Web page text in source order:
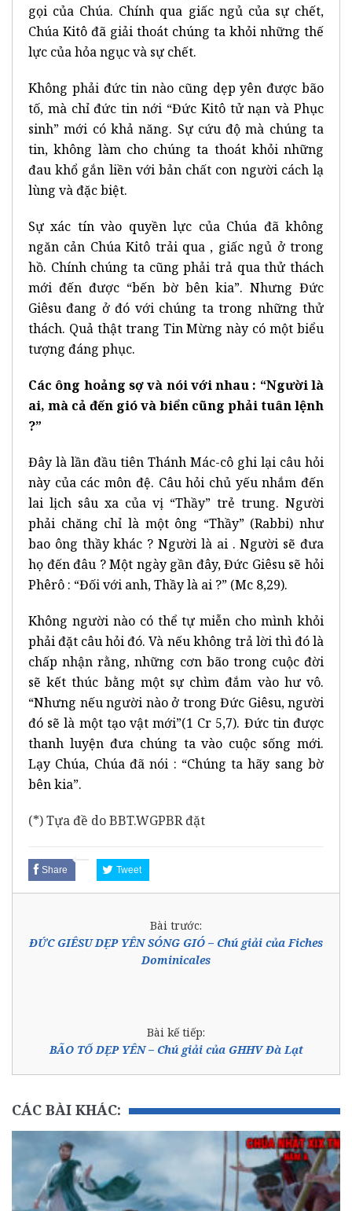
gọi của Chúa. Chính qua giấc ngủ của sự chết,
Chúa Kitô đã giải thoát chúng ta khỏi những thế
lực của hỏa ngục và sự chết.
Không phải đức tin nào cũng dẹp yên được bão
tố, mà chỉ đức tin nới “Đức Kitô tử nạn và Phục
sinh” mới có khả năng. Sự cứu độ mà chúng ta
tin, không làm cho chúng ta thoát khỏi những
đau khổ gắn liền với bản chất con người cách lạ
lùng và đặc biệt.
Sự xác tín vào quyền lực của Chúa đã không
ngăn cản Chúa Kitô trải qua , giấc ngủ ở trong
hồ. Chính chúng ta cũng phải trả qua thử thách
mới đến được “bến bờ bên kia”. Nhưng Đức
Giêsu đang ở đó với chúng ta trong những thử
thách. Quả thật trang Tin Mừng này có một biểu
tượng đáng phục.
Các ông hoảng sợ và nói với nhau : “Người là
ai, mà cả đến gió và biển cũng phải tuân lệnh
?”
Đây là lần đầu tiên Thánh Mác-cô ghi lại câu hỏi
này của các môn đệ. Câu hỏi chủ yếu nhắm đến
lai lịch sâu xa của vị “Thầy” trẻ trung. Người
phải chăng chỉ là một ông “Thầy” (Rabbi) như
bao ông thầy khác ? Người là ai . Người sẽ đưa
họ đến đâu ? Một ngày gần đây, Đức Giêsu sẽ hỏi
Phêrô : “Đối với anh, Thầy là ai ?” (Mc 8,29).
Không người nào có thể tự miễn cho mình khỏi
phải đặt câu hỏi đó. Và nếu không trả lời thì đó là
chấp nhận rằng, những cơn bão trong cuộc đời
sẽ kết thúc bằng một sự chìm đắm vào hư vô.
“Nhưng nếu người nào ở trong Đức Giêsu, người
đó sẽ là một tạo vật mới”(1 Cr 5,7). Đức tin được
thanh luyện đưa chúng ta vào cuộc sống mới.
Lạy Chúa, Chúa đã nói : “Chúng ta hãy sang bờ
bên kia”.
(*) Tựa đề do BBT.WGPBR đặt
Share Tweet
Bài trước:
ĐỨC GIÊSU DẸP YÊN SÓNG GIÓ – Chú giải của Fiches
Dominicales
Bài kế tiếp:
BÃO TỐ DẸP YÊN – Chú giải của GHHV Đà Lạt
CÁC BÀI KHÁC: